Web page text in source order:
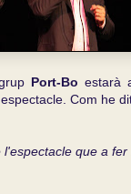
Port-Bo estarà
Com he
que a fer